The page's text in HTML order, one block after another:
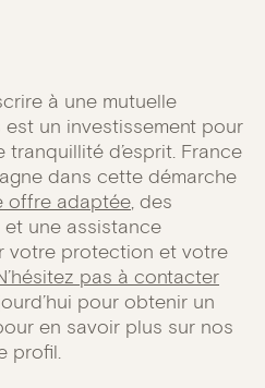
à une mutuelle
un investissement pour
d’esprit. France
dans cette démarche
offre adaptée, des
une assistance
votre protection et votre
pas à contacter
pour obtenir un
en savoir plus sur nos
profil.